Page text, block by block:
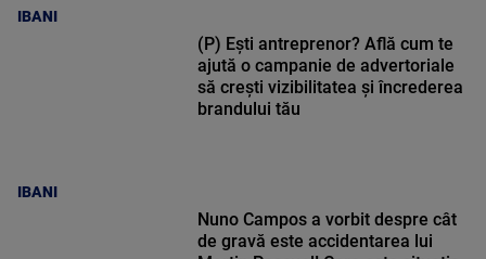
IBANI
IBANI
(P) Ești antreprenor? Află cum te
ajută o campanie de advertoriale
să crești vizibilitatea și încrederea
brandului tău
Nuno Campos a vorbit despre cât
de gravă este accidentarea lui